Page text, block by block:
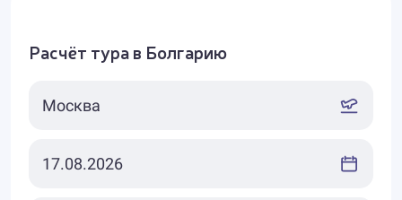
Расчёт тура в Болгарию